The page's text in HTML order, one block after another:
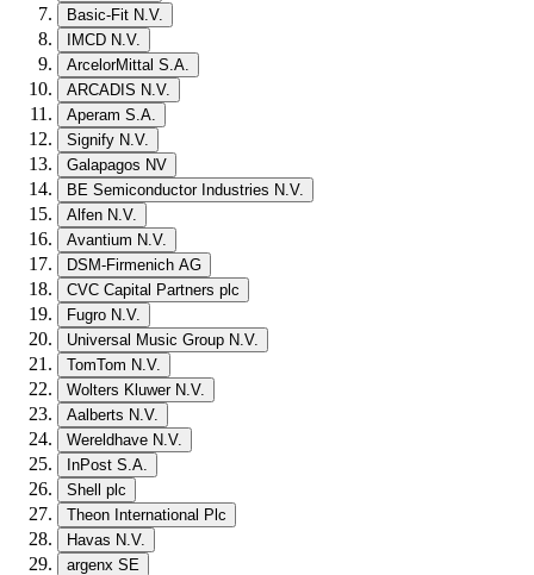
Basic-Fit N.V.
IMCD N.V.
ArcelorMittal S.A.
ARCADIS N.V.
Aperam S.A.
Signify N.V.
Galapagos NV
BE Semiconductor Industries N.V.
Alfen N.V.
Avantium N.V.
DSM-Firmenich AG
CVC Capital Partners plc
Fugro N.V.
Universal Music Group N.V.
TomTom N.V.
Wolters Kluwer N.V.
Aalberts N.V.
Wereldhave N.V.
InPost S.A.
Shell plc
Theon International Plc
Havas N.V.
argenx SE